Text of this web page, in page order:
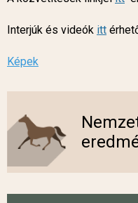
Interjúk és videók itt
Képek